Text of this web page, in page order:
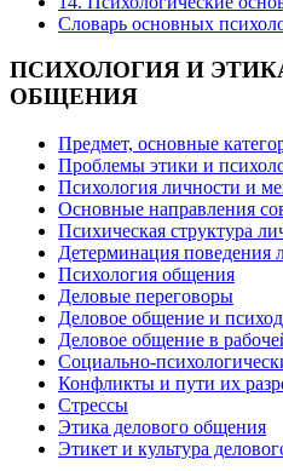
Словарь основных
ПСИХОЛОГИЯ И
ОБЩЕНИЯ
Предмет, основные
Проблемы этики и
Психология личности и
Основные направления
Психическая структура
Детерминация поведения
Психология общения
Деловые переговоры
Деловое общение и
Деловое общение в
Cоциально-
Конфликты и пути их
Стрессы
Этика делового общения
Этикет и культура